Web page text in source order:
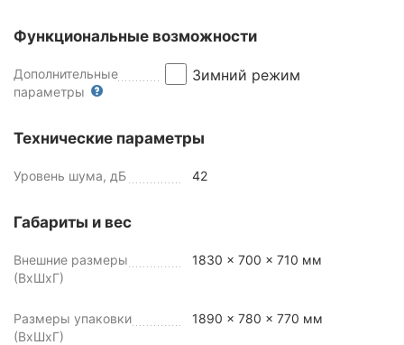
Функциональные возможности
Дополнительные
параметры
Зимний режим
Технические параметры
Уровень шума, дБ 42
Габариты и вес
Внешние размеры
(ВхШхГ)
1830 x 700 x 710 мм
Размеры упаковки
(ВхШхГ)
1890 x 780 x 770 мм